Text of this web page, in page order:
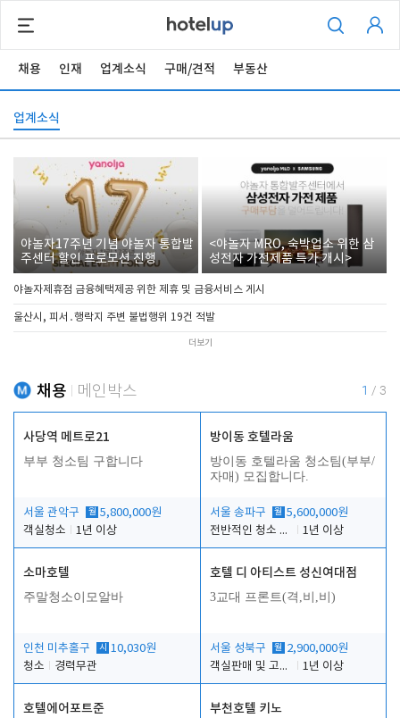
채용 인재 업계소식 구매/견적 부동산
업계소식
야놀자17주년 기념 야놀자 통합발
주센터 할인 프로모션 진행
<야놀자 MRO, 숙박업소 위한 삼
성전자 가전제품 특가 개시>
야놀자제휴점 금융혜택제공 위한 제휴 및 금융서비스 게시
울산시, 피서․행락지 주변 불법행위 19건 적발
더보기
채용 메인박스 1 / 3
사당역 메트로21
부부 청소팀 구합니다
서울 관악구 월 5,800,000원
객실청소
1년 이상
방이동 호텔라움
방이동 호텔라움 청소팀(부부/
자매) 모집합니다.
서울 송파구 월 5,600,000원
전반적인 청소 업무(객실청소.객실정리)
1년 이상
소마호텔
주말청소이모알바
인천 미추홀구 시 10,030원
청소
경력무관
호텔 디 아티스트 성신여대점
3교대 프론트(격,비,비)
서울 성북구 월 2,900,000원
객실판매 및 고객응대
1년 이상
호텔에어포트준 부천호텔 키노